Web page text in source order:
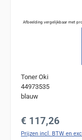
Afbeelding vergelijkbaar met
Toner Oki
44973535
blauw
Normale prijs:
€ 117,26
Prijzen incl. BTW en